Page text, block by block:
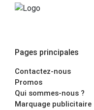
Pages principales
Contactez-nous
Promos
Qui sommes-nous ?
Marquage publicitaire